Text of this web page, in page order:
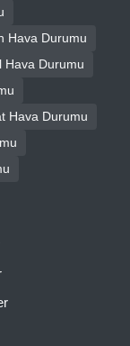
Durumu
Durumu
Durumu